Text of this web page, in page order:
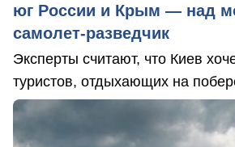
юг России и Крым — над
самолет-разведчик
Эксперты считают, что Киев
туристов, отдыхающих на